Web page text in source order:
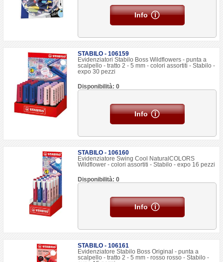
Info
STABILO - 106159
Evidenziatori Stabilo Boss Wildflowers - punta a
scalpello - tratto 2 - 5 mm - colori assortiti - Stabilo -
expo 30 pezzi
Disponibilità: 0
Info
STABILO - 106160
Evidenziatore Swing Cool NaturalCOLORS
Wildflower - colori assortiti - Stabilo - expo 16 pezzi
Disponibilità: 0
Info
STABILO - 106161
Evidenziatore Stabilo Boss Original - punta a
scalpello - tratto 2 - 5 mm - rosso rosso - Stabilo -